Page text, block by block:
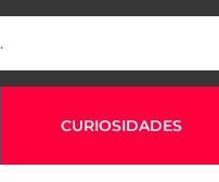
CURIOSIDADES